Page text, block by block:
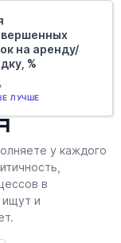
на аренду/
%
ЛУЧШЕ
у каждого
в
и